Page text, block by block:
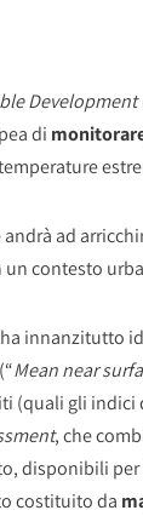
di
ad
contesto
Mean near
(quali gli
, che
disponibili
costituito da